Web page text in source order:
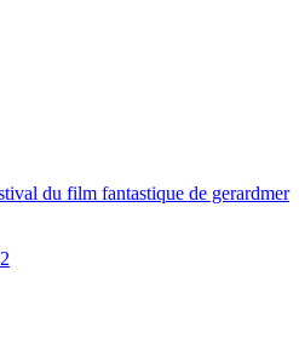
du film fantastique de gerardmer